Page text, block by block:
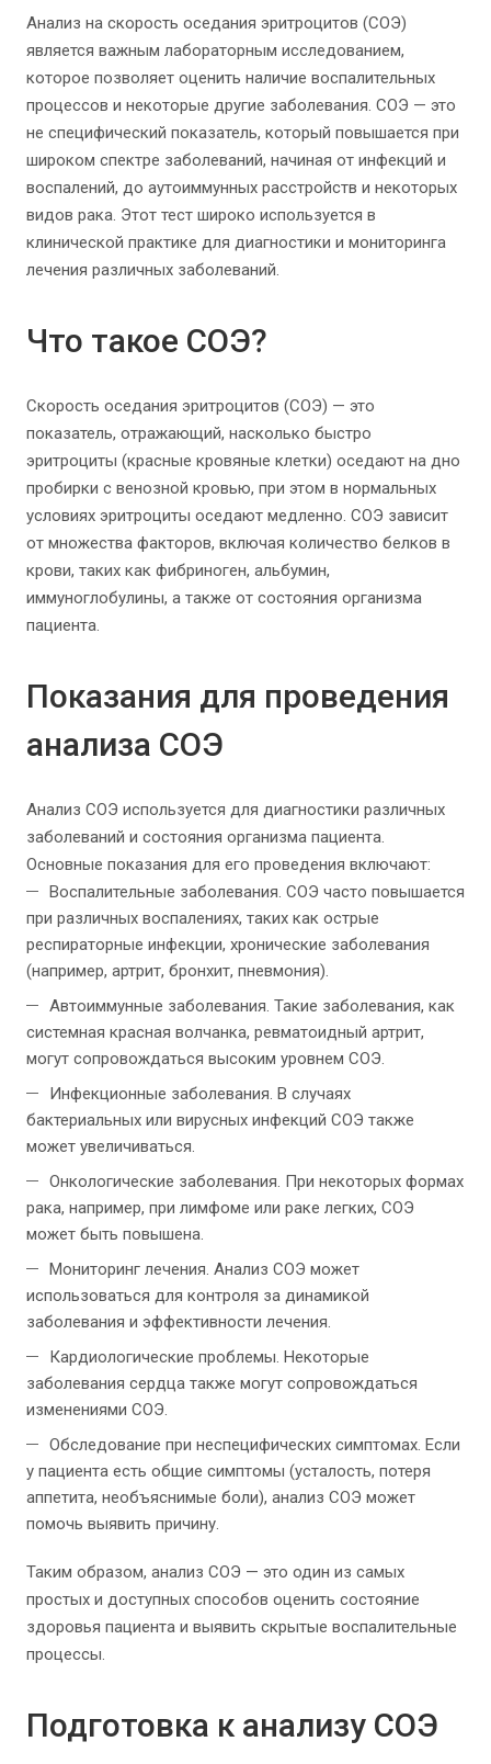
Анализ на скорость оседания эритроцитов (СОЭ)
является важным лабораторным исследованием,
которое позволяет оценить наличие воспалительных
процессов и некоторые другие заболевания. СОЭ — это
не специфический показатель, который повышается при
широком спектре заболеваний, начиная от инфекций и
воспалений, до аутоиммунных расстройств и некоторых
видов рака. Этот тест широко используется в
клинической практике для диагностики и мониторинга
лечения различных заболеваний.
Что такое СОЭ?
Скорость оседания эритроцитов (СОЭ) — это
показатель, отражающий, насколько быстро
эритроциты (красные кровяные клетки) оседают на дно
пробирки с венозной кровью, при этом в нормальных
условиях эритроциты оседают медленно. СОЭ зависит
от множества факторов, включая количество белков в
крови, таких как фибриноген, альбумин,
иммуноглобулины, а также от состояния организма
пациента.
Показания для проведения
анализа СОЭ
Анализ СОЭ используется для диагностики различных
заболеваний и состояния организма пациента.
Основные показания для его проведения включают:
Воспалительные заболевания. СОЭ часто повышается
при различных воспалениях, таких как острые
респираторные инфекции, хронические заболевания
(например, артрит, бронхит, пневмония).
Автоиммунные заболевания. Такие заболевания, как
системная красная волчанка, ревматоидный артрит,
могут сопровождаться высоким уровнем СОЭ.
Инфекционные заболевания. В случаях
бактериальных или вирусных инфекций СОЭ также
может увеличиваться.
Онкологические заболевания. При некоторых формах
рака, например, при лимфоме или раке легких, СОЭ
может быть повышена.
Мониторинг лечения. Анализ СОЭ может
использоваться для контроля за динамикой
заболевания и эффективности лечения.
Кардиологические проблемы. Некоторые
заболевания сердца также могут сопровождаться
изменениями СОЭ.
Обследование при неспецифических симптомах. Если
у пациента есть общие симптомы (усталость, потеря
аппетита, необъяснимые боли), анализ СОЭ может
помочь выявить причину.
Таким образом, анализ СОЭ — это один из самых
простых и доступных способов оценить состояние
здоровья пациента и выявить скрытые воспалительные
процессы.
Подготовка к анализу СОЭ